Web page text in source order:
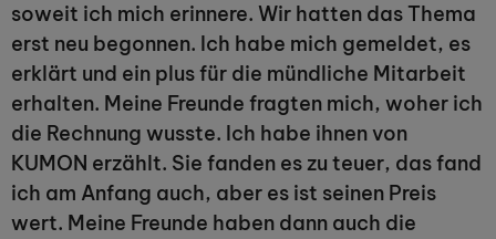
soweit ich mich erinnere. Wir hatten das Thema
erst neu begonnen. Ich habe mich gemeldet, es
erklärt und ein plus für die mündliche Mitarbeit
erhalten. Meine Freunde fragten mich, woher ich
die Rechnung wusste. Ich habe ihnen von
KUMON erzählt. Sie fanden es zu teuer, das fand
ich am Anfang auch, aber es ist seinen Preis
wert. Meine Freunde haben dann auch die